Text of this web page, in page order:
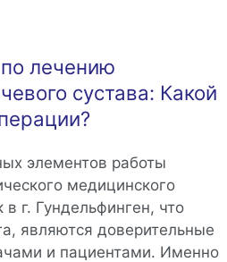
лечению
сустава: Какой
элементов работы
медицинского
г. Гундельфинген, что
являются доверительные
и пациентами. Именно